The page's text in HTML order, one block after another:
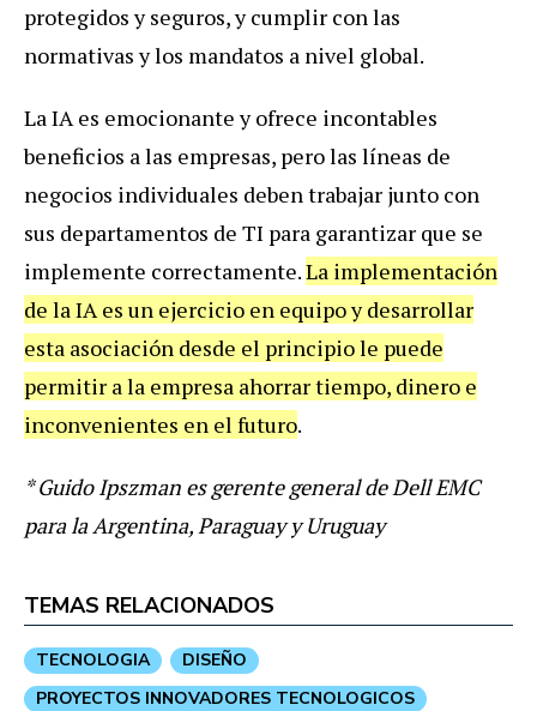
protegidos y seguros, y cumplir con las
normativas y los mandatos a nivel global.
La IA es emocionante y ofrece incontables
beneficios a las empresas, pero las líneas de
negocios individuales deben trabajar junto con
sus departamentos de TI para garantizar que se
implemente correctamente.La implementación
de la IA es un ejercicio en equipo y desarrollar
esta asociación desde el principio le puede
permitir a la empresa ahorrar tiempo, dinero e
inconvenientes en el futuro.
* Guido Ipszman es gerente general de Dell EMC
para la Argentina, Paraguay y Uruguay
TEMAS RELACIONADOS
TECNOLOGIA
DISEÑO
PROYECTOS INNOVADORES TECNOLOGICOS